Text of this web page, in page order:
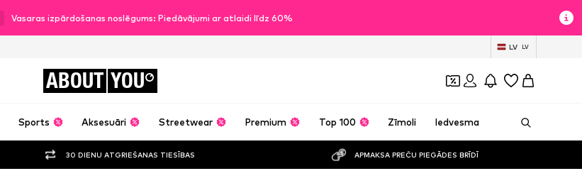
Vasaras izpārdošanas noslēgums: Piedāvājumi ar atlaidi līdz 60%
LV LV
ABOUT YOU
Sports Aksesuāri Streetwear Premium Top 100 Zīmoli Iedvesma
30 DIENU ATGRIEŠANAS TIESĪBAS APMAKSA PREČU PIEGĀDES BRĪDĪ